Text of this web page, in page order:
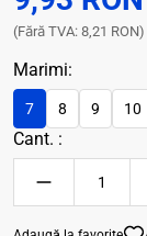
(Fără TVA: 8,21 RON)
Marimi:
7 8 9 10
Cant. :